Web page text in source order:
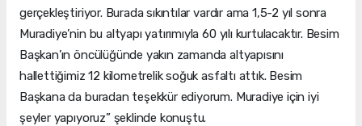
gerçekleştiriyor. Burada sıkıntılar vardır ama 1,5-2 yıl sonra
Muradiye’nin bu altyapı yatırımıyla 60 yılı kurtulacaktır. Besim
Başkan’ın öncülüğünde yakın zamanda altyapısını
hallettiğimiz 12 kilometrelik soğuk asfaltı attık. Besim
Başkana da buradan teşekkür ediyorum. Muradiye için iyi
şeyler yapıyoruz” şeklinde konuştu.